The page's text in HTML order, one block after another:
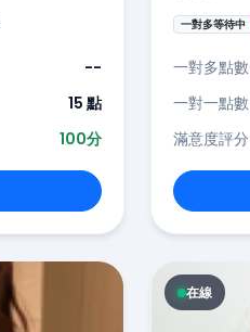
--
15 點
100分
一對多等待中
一對多點數
一對一點數
滿意度評分
在線